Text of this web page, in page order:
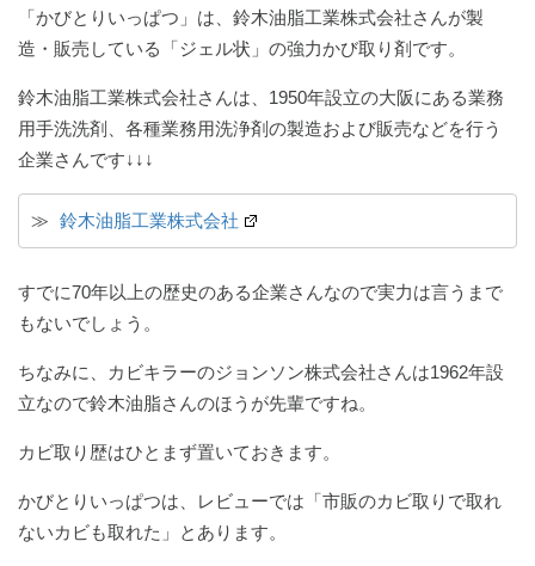
「かびとりいっぱつ」は、鈴木油脂工業株式会社さんが製
造・販売している「ジェル状」の強力かび取り剤です。
鈴木油脂工業株式会社さんは、1950年設立の大阪にある業務
用手洗洗剤、各種業務用洗浄剤の製造および販売などを行う
企業さんです↓↓↓
≫ 鈴木油脂工業株式会社
すでに70年以上の歴史のある企業さんなので実力は言うまで
もないでしょう。
ちなみに、カビキラーのジョンソン株式会社さんは1962年設
立なので鈴木油脂さんのほうが先輩ですね。
カビ取り歴はひとまず置いておきます。
かびとりいっぱつは、レビューでは「市販のカビ取りで取れ
ないカビも取れた」とあります。